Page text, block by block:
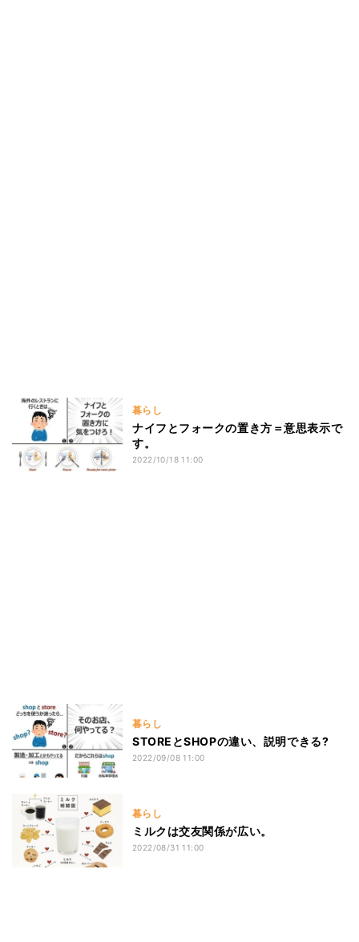
暮らし
ナイフとフォークの置き方＝意思表示で
す。
2022/10/18 11:00
暮らし
STOREとSHOPの違い、説明できる?
2022/09/08 11:00
暮らし
ミルクは交友関係が広い。
2022/08/31 11:00